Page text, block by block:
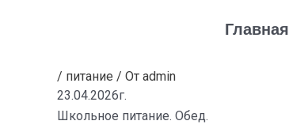
Главная
/ питание / От admin
23.04.2026г.
Школьное питание. Обед.